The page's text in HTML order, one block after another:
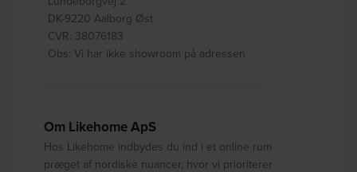
DK-9220 Aalborg Øst
CVR: 38076183
Obs: Vi har ikke showroom på adressen
Om Likehome ApS
Hos Likehome indbydes du ind i et online rum
præget af nordiske nuancer, hvor vi prioriterer